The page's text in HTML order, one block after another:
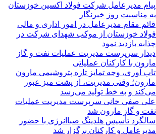
پیام مدیرعامل شرکت فولاد اکسین خوزستان
به مناسبت روز خبرنگار
قائم مقام مدیرعامل در امور اداری و مالی
فولاد خوزستان از موکب شهدای شرکت در
چذابه بازدید نمود
دیدار سرپرست مدیریت عملیات نفت و گاز
مارون با کارکنان عملیاتی
تاب آوری، وجه تمایز تازه پتروشیمی مارون
مارون؛ وقتی مدیریت، از پشت میز عبور
می‌کند و به خط تولید می‌رسد
علی صفی خانی سرپرست مدیریت عملیات
نفت و گاز مارون شد
سالگرد تأسیس هلدینگ صباانرژی با حضور
مدیرعامل و کارکنان برگزار شد